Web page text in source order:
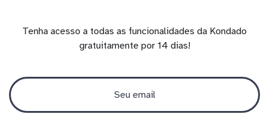
Tenha acesso a todas as funcionalidades da Kondado
gratuitamente por 14 dias!